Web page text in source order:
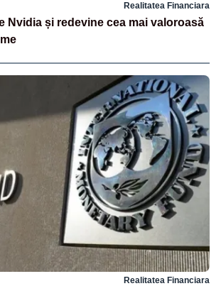
Realitatea Financiara
Nvidia și redevine cea mai valoroasă
Realitatea Financiara